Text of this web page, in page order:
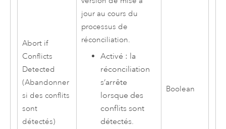
Abort if
Conflicts
Detected
(Abandonner
si des conflits
sont
détectés)
jour au cours du
processus de
réconciliation.
Activé : la
réconciliation
s’arrête
lorsque des
conflits sont
détectés.
Boolean